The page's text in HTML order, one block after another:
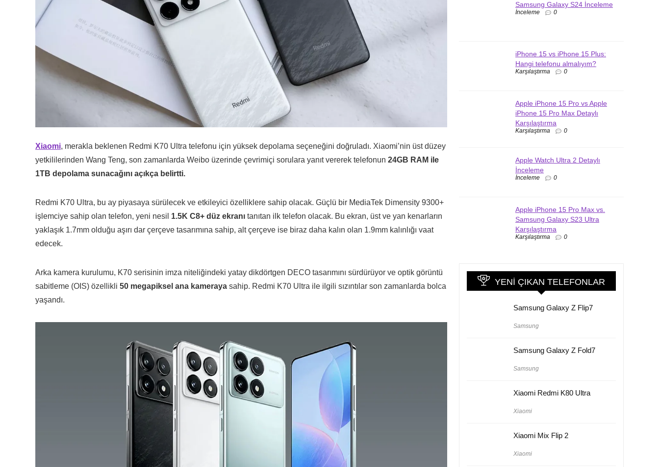
Xiaomi, merakla beklenen Redmi K70 Ultra telefonu için yüksek depolama seçeneğini doğruladı. Xiaomi’nin üst düzey
yetkililerinden Wang Teng, son zamanlarda Weibo üzerinde çevrimiçi sorulara yanıt vererek telefonun 24GB RAM ile
1TB depolama sunacağını açıkça belirtti.
Redmi K70 Ultra, bu ay piyasaya sürülecek ve etkileyici özelliklere sahip olacak. Güçlü bir MediaTek Dimensity 9300+
işlemciye sahip olan telefon, yeni nesil 1.5K C8+ düz ekranı tanıtan ilk telefon olacak. Bu ekran, üst ve yan kenarların
yaklaşık 1.7mm olduğu aşırı dar çerçeve tasarımına sahip, alt çerçeve ise biraz daha kalın olan 1.9mm kalınlığı vaat
edecek.
Arka kamera kurulumu, K70 serisinin imza niteliğindeki yatay dikdörtgen DECO tasarımını sürdürüyor ve optik görüntü
sabitleme (OIS) özellikli 50 megapiksel ana kameraya sahip. Redmi K70 Ultra ile ilgili sızıntılar son zamanlarda bolca
yaşandı.
Samsung Galaxy S24 İnceleme
İnceleme 0
iPhone 15 vs iPhone 15 Plus:
Hangi telefonu almalıyım?
Karşılaştırma 0
Apple iPhone 15 Pro vs Apple
iPhone 15 Pro Max Detaylı
Karşılaştırma
Karşılaştırma 0
Apple Watch Ultra 2 Detaylı
İnceleme
İnceleme 0
Apple iPhone 15 Pro Max vs.
Samsung Galaxy S23 Ultra
Karşılaştırma
Karşılaştırma 0
YENI ÇIKAN TELEFONLAR
Samsung Galaxy Z Flip7
Samsung
Samsung Galaxy Z Fold7
Samsung
Xiaomi Redmi K80 Ultra
Xiaomi
Xiaomi Mix Flip 2
Xiaomi